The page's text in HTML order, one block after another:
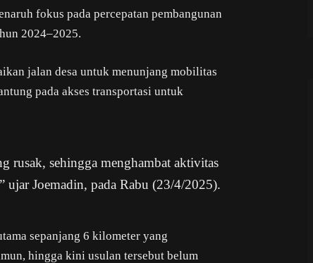
fokus pada percepatan pembangunan
2024–2025.
jalan desa untuk menunjang mobilitas
pada akses transportasi untuk
rusak, sehingga menghambat aktivitas
ujar Joemadin, pada Rabu (23/4/2025).
sepanjang 6 kilometer yang
hingga kini usulan tersebut belum